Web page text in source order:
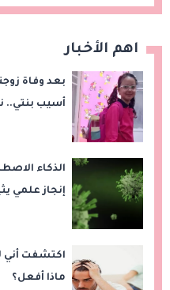
اهم الأخبار
بعد وفاة
أسيب
الذكاء
إنجاز علمي
اكتشفت أني
ماذا أفعل؟